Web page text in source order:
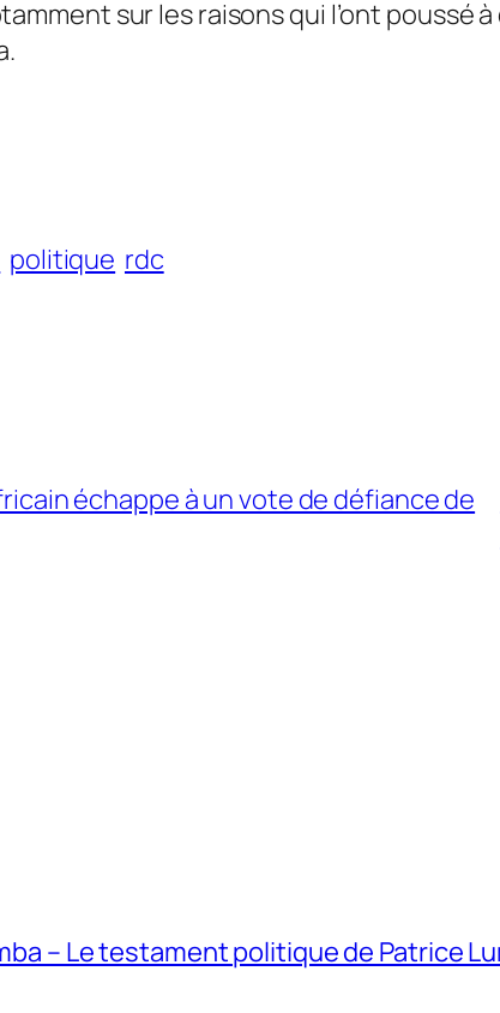
sur les raisons qui l’ont
politique rdc
échappe à un vote de défiance de
– Le testament politique de Patrice